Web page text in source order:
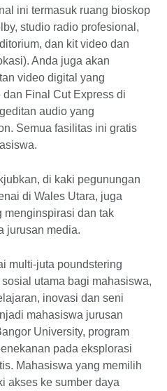
ini termasuk ruang bioskop
studio radio profesional,
dan kit video dan
Anda juga akan
video digital yang
Final Cut Express di
audio yang
Semua fasilitas ini gratis
di kaki pegunungan
di Wales Utara, juga
menginspirasi dan tak
jurusan media.
multi-juta poundstering
utama bagi mahasiswa,
inovasi dan seni
mahasiswa jurusan
University, program
pada eksplorasi
Mahasiswa yang memilih
akses ke sumber daya